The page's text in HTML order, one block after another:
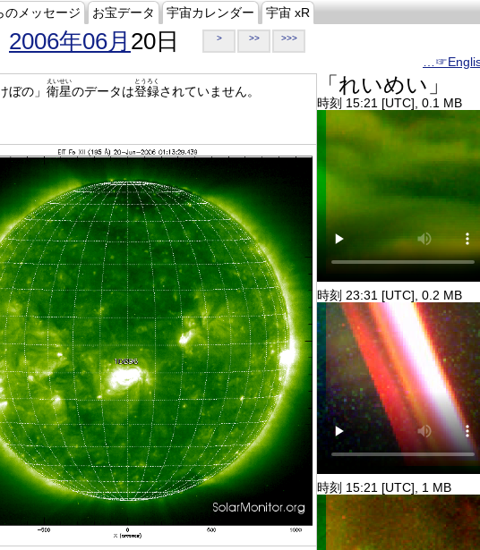
のメッセージ お宝データ 宇宙カレンダー 宇宙 xR
2006年06月 20日 > >> >>>
ぼの」 衛星
えいせい
のデータは登録
とうろく
されていません。 「れいめい」
時刻 15:21 [UTC], 0.1 MB
時刻 23:31 [UTC], 0.2 MB
時刻 15:21 [UTC], 1 MB